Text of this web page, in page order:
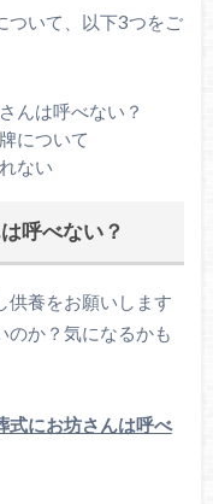
ついて、以下3つをご
んは呼べない？
について
ない
呼べない？
供養をお願いします
のか？気になるかも
式にお坊さんは呼べ